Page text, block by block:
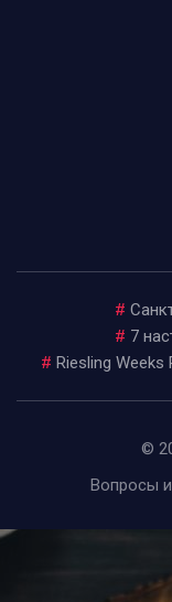
#
# 7
# Riesling Weeks
©
Вопросы